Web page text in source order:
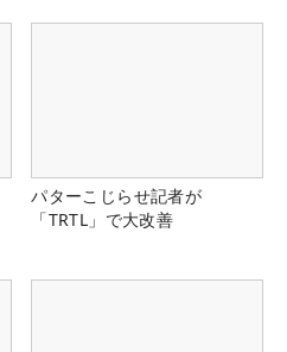
パターこじらせ記者が
「TRTL」で大改善